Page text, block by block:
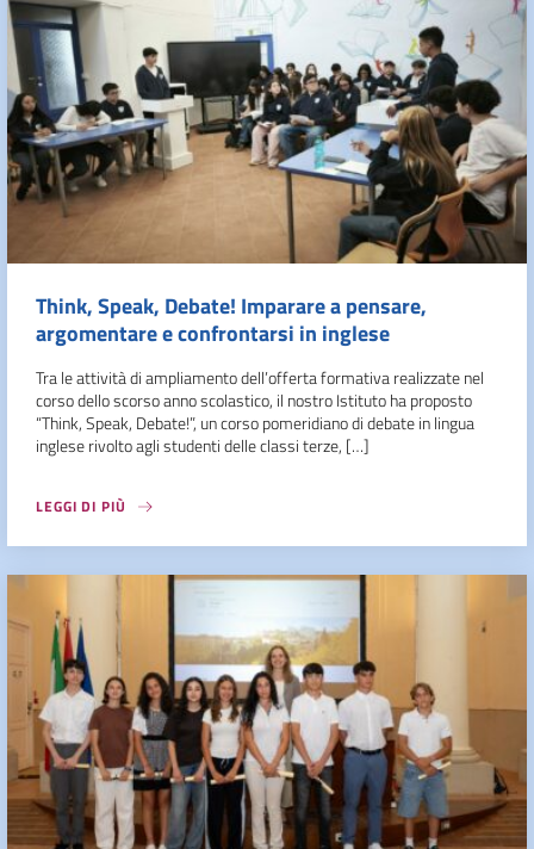
Think, Speak, Debate! Imparare a pensare,
argomentare e confrontarsi in inglese
Tra le attività di ampliamento dell’offerta formativa realizzate nel
corso dello scorso anno scolastico, il nostro Istituto ha proposto
“Think, Speak, Debate!”, un corso pomeridiano di debate in lingua
inglese rivolto agli studenti delle classi terze, […]
LEGGI DI PIÙ